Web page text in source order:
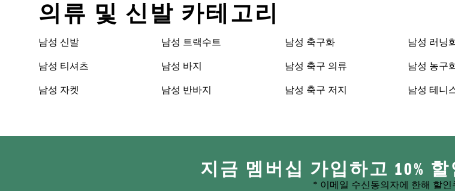
의류 및 신발 카테고리
남성 신발
남성 티셔츠
남성 자켓
남성 트랙수트
남성 바지
남성 반바지
남성 축구화
남성 축구 의류
남성 축구 저지
남성 러닝
남성 농구
남성 테니
지금 멤버십 가입하고 10%
* 이메일 수신동의자에 한해 할인